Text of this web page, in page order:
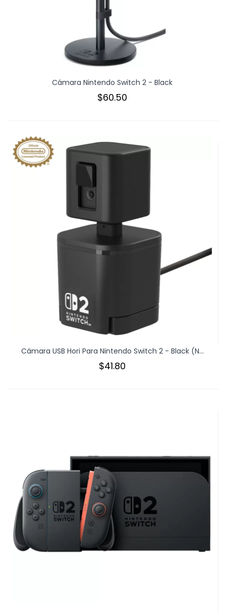
Cámara Nintendo Switch 2 - Black
$60.50
Cámara USB Hori Para Nintendo Switch 2 - Black (N...
$41.80